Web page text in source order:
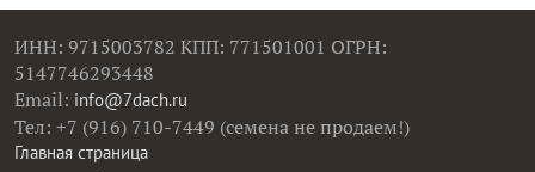
ИНН: 9715003782 КПП: 771501001 ОГРН:
5147746293448
Email: info@7dach.ru
Тел: +7 (916) 710-7449 (семена не продаем!)
Главная страница